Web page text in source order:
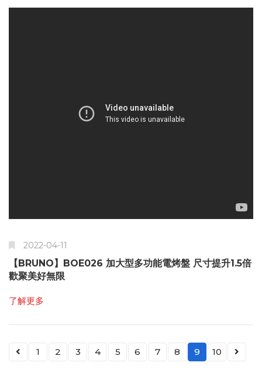
2022-04-11
【BRUNO】BOE026 加大型多功能電烤盤 尺寸提升1.5倍
歡聚美好無限
了解更多
1 2 3 4 5 6 7 8 9 10